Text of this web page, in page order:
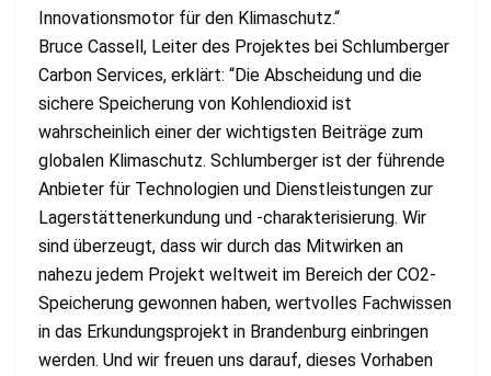
Innovationsmotor für den Klimaschutz.“
Bruce Cassell, Leiter des Projektes bei Schlumberger
Carbon Services, erklärt: “Die Abscheidung und die
sichere Speicherung von Kohlendioxid ist
wahrscheinlich einer der wichtigsten Beiträge zum
globalen Klimaschutz. Schlumberger ist der führende
Anbieter für Technologien und Dienstleistungen zur
Lagerstättenerkundung und -charakterisierung. Wir
sind überzeugt, dass wir durch das Mitwirken an
nahezu jedem Projekt weltweit im Bereich der CO2-
Speicherung gewonnen haben, wertvolles Fachwissen
in das Erkundungsprojekt in Brandenburg einbringen
werden. Und wir freuen uns darauf, dieses Vorhaben